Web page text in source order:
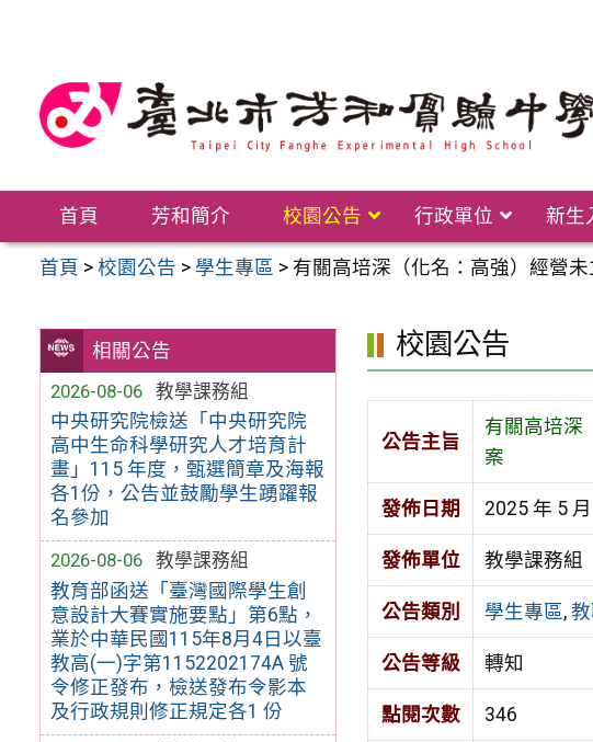
首頁 芳和簡介 校園公告 行政單位 新生
首頁 >校園公告 > 學生專區 > 有關高培深（化名：高強）經營
相關公告
2026-08-06
教學課務組
中央研究院檢送「中央研究院
高中生命科學研究人才培育計
畫」115 年度，甄選簡章及海報
各1份，公告並鼓勵學生踴躍報
名參加
2026-08-06
教學課務組
教育部函送「臺灣國際學生創
意設計大賽實施要點」第6點，
業於中華民國115年8月4日以臺
教高(一)字第1152202174A 號
令修正發布，檢送發布令影本
及行政規則修正規定各1 份
校園公告
公告主旨
有關高培深
案
發佈日期 2025 年 5
發佈單位 教學課務組
公告類別 學生專區,
公告等級 轉知
點閱次數 346